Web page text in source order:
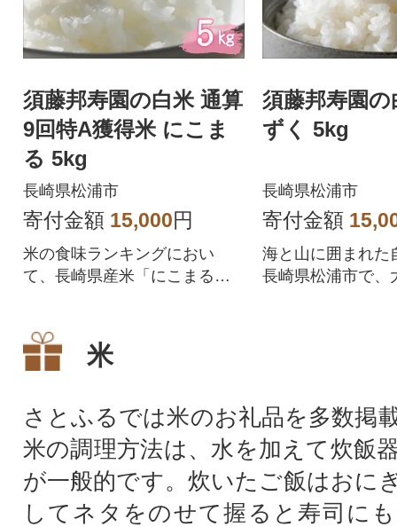
須藤邦寿園の白米 通算
9回特A獲得米 にこま
る 5kg
長崎県松浦市
寄付金額 15,000円
米の食味ランキングにおい
て、長崎県産米「にこまる」
須藤邦寿園
ずく 5kg
長崎県松浦市
寄付金額
海と山に囲まれた
長崎県松浦市で、
米
さとふるでは米のお礼品を多数掲
米の調理方法は、水を加えて炊飯
が一般的です。炊いたご飯はおに
してネタをのせて握ると寿司に